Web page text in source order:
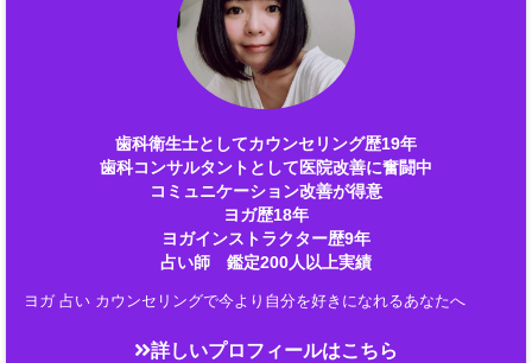
歯科衛生士としてカウンセリング歴19年
歯科コンサルタントとして医院改善に奮闘中
コミュニケーション改善が得意
ヨガ歴18年
ヨガインストラクター歴9年
占い師 鑑定200人以上実績
ヨガ 占い カウンセリングで今より自分を好きになれるあなたへ
詳しいプロフィールはこちら